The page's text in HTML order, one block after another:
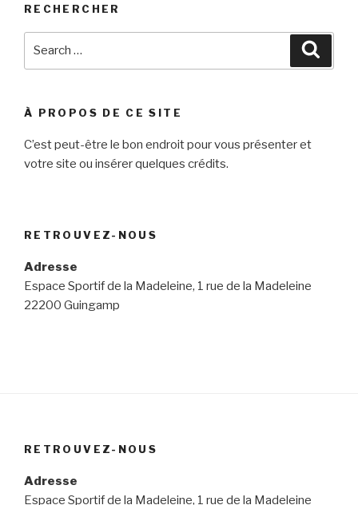
RECHERCHER
À PROPOS DE CE SITE
C’est peut-être le bon endroit pour vous présenter et
votre site ou insérer quelques crédits.
RETROUVEZ-NOUS
Adresse
Espace Sportif de la Madeleine, 1 rue de la Madeleine
22200 Guingamp
RETROUVEZ-NOUS
Adresse
Espace Sportif de la Madeleine, 1 rue de la Madeleine